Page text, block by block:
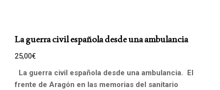
La guerra civil española desde una ambulancia
25,00€
La guerra civil española desde una ambulancia. El
frente de Aragón en las memorias del sanitario